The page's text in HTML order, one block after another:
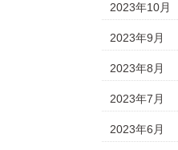
2023年10月
2023年9月
2023年8月
2023年7月
2023年6月